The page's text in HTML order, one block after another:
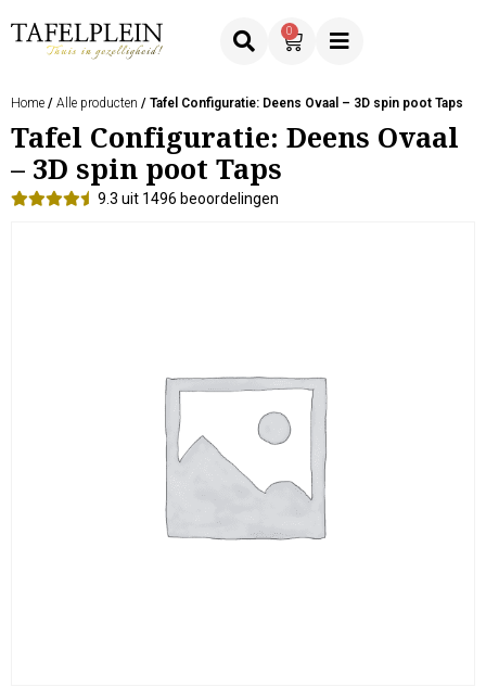
0
Home / Alle producten / Tafel Configuratie: Deens Ovaal – 3D spin poot Taps
Tafel Configuratie: Deens Ovaal
– 3D spin poot Taps
9.3 uit 1496 beoordelingen